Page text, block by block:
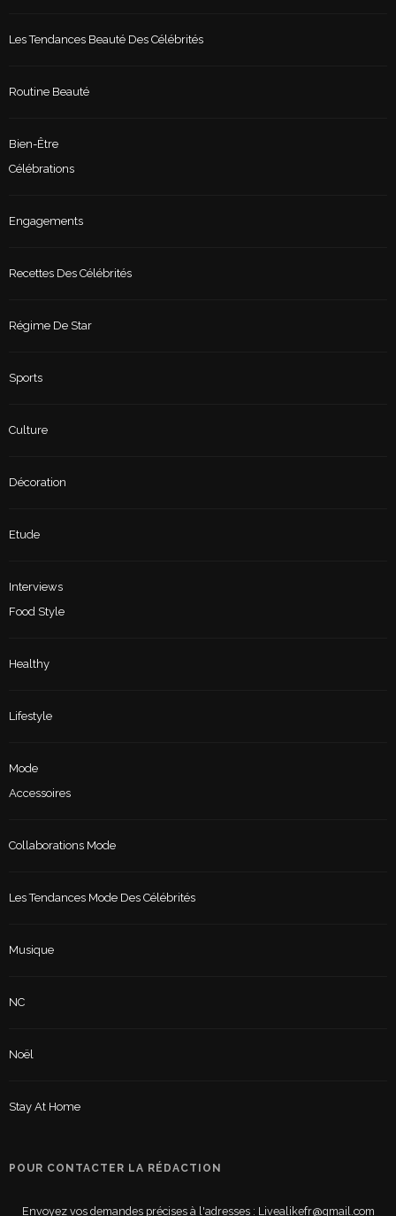
Les Tendances Beauté Des Célébrités
Routine Beauté
Bien-Être
Célébrations
Engagements
Recettes Des Célébrités
Régime De Star
Sports
Culture
Décoration
Etude
Interviews
Food Style
Healthy
Lifestyle
Mode
Accessoires
Collaborations Mode
Les Tendances Mode Des Célébrités
Musique
NC
Noël
Stay At Home
POUR CONTACTER LA RÉDACTION
Envoyez vos demandes précises à l'adresses : Livealikefr@gmail.com